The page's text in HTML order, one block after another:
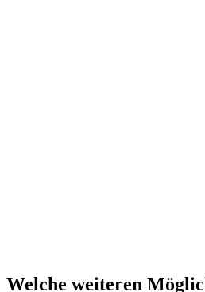
Welche weiteren